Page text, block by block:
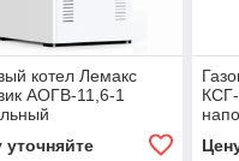
котел Лемакс
АОГВ-11,6-1
уточняйте